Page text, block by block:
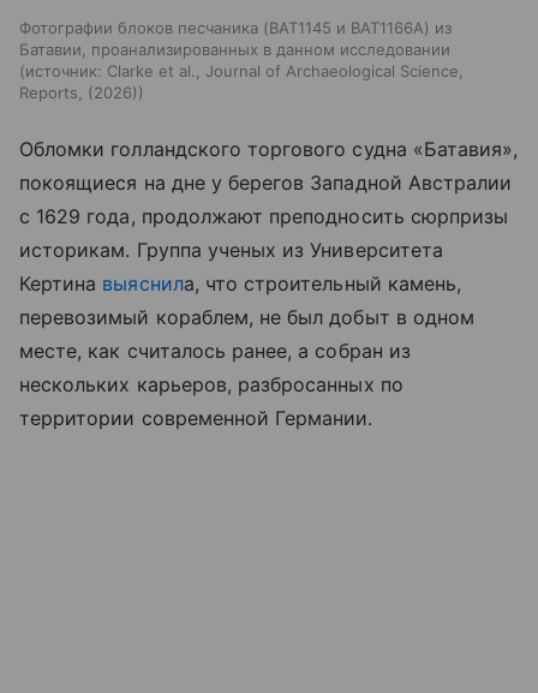
Фотографии блоков песчаника (BAT1145 и BAT1166A) из
Батавии, проанализированных в данном исследовании
источник: Clarke et al., Journal of Archaeological Science,
Reports, (2026)
Обломки голландского торгового судна «Батавия»,
покоящиеся на дне у берегов Западной Австралии
с 1629 года, продолжают преподносить сюрпризы
историкам. Группа ученых из Университета
Кертина выяснила, что строительный камень,
перевозимый кораблем, не был добыт в одном
месте, как считалось ранее, а собран из
нескольких карьеров, разбросанных по
территории современной Германии.